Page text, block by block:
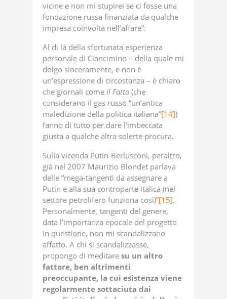
vicine e non mi stupirei se ci fosse una
fondazione russa finanziata da qualche
impresa coinvolta nell’affare”.
Al di là della sfortunata esperienza
personale di Ciancimino – della quale mi
dolgo sinceramente, e non è
un’espressione di circostanza – è chiaro
che giornali come il Fatto (che
considerano il gas russo “un’antica
maledizione della politica italiana”[14])
fanno di tutto per dare l’imbeccata
giusta a qualche altra solerte procura.
Sulla vicenda Putin-Berlusconi, peraltro,
già nel 2007 Maurizio Blondet parlava
delle “mega-tangenti da assegnare a
Putin e alla sua controparte italica (nel
settore petrolifero funziona così)”[15].
Personalmente, tangenti del genere,
data l’importanza epocale del progetto
in questione, non mi scandalizzano
affatto. A chi si scandalizzasse,
propongo di meditare su un altro
fattore, ben altrimenti
preoccupante, la cui esistenza viene
regolarmente sottaciuta dai